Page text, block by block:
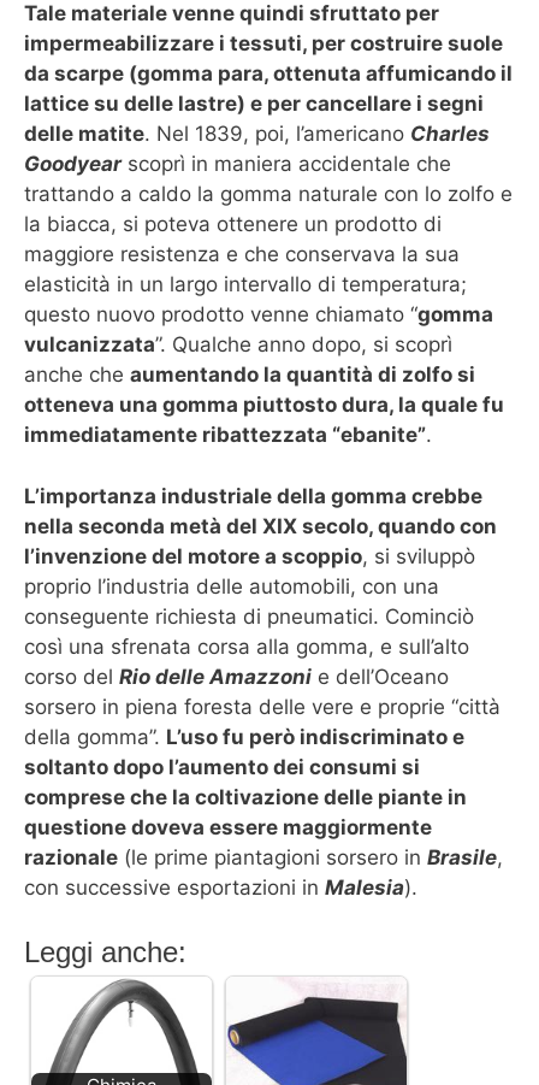
Tale materiale venne quindi sfruttato per
impermeabilizzare i tessuti, per costruire suole
da scarpe (gomma para, ottenuta affumicando il
lattice su delle lastre) e per cancellare i segni
delle matite. Nel 1839, poi, l’americano Charles
Goodyearscoprì in maniera accidentale che
trattando a caldo la gomma naturale con lo zolfo e
la biacca, si poteva ottenere un prodotto di
maggiore resistenza e che conservava la sua
elasticità in un largo intervallo di temperatura;
questo nuovo prodotto venne chiamato “gomma
vulcanizzata”. Qualche anno dopo, si scoprì
anche che aumentando la quantità di zolfo si
otteneva una gomma piuttosto dura, la quale fu
immediatamente ribattezzata “ebanite”.
L’importanza industriale della gomma crebbe
nella seconda metà del XIX secolo, quando con
l’invenzione del motore a scoppio, si sviluppò
proprio l’industria delle automobili, con una
conseguente richiesta di pneumatici. Cominciò
così una sfrenata corsa alla gomma, e sull’alto
corso del Rio delle Amazzoni e dell’Oceano
sorsero in piena foresta delle vere e proprie “città
della gomma”. L’uso fu però indiscriminato e
soltanto dopo l’aumento dei consumi si
comprese che la coltivazione delle piante in
questione doveva essere maggiormente
razionale (le prime piantagioni sorsero in Brasile,
con successive esportazioni in Malesia).
Leggi anche: